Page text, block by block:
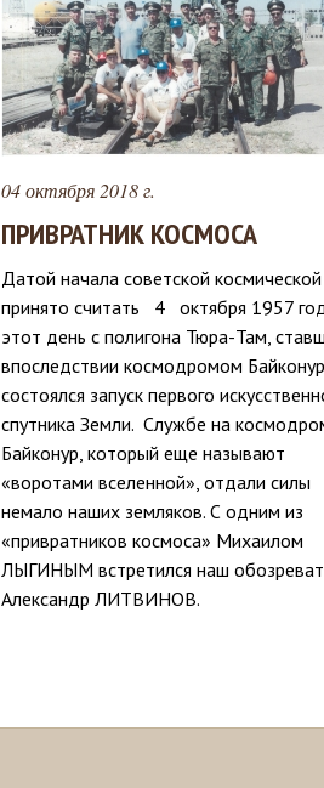
04 октября 2018 г.
ПРИВРАТНИК КОСМОСА
Датой начала советской
принято считать 4 октября 1957
этот день с полигона Тюра-Там,
впоследствии космодромом
состоялся запуск первого
спутника Земли. Службе на
Байконур, который еще называют
«воротами вселенной», отдали силы
немало наших земляков. С одним из
«привратников космоса» Михаилом
ЛЫГИНЫМ встретился наш
Александр ЛИТВИНОВ.